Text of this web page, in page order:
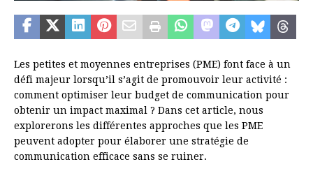
Les petites et moyennes entreprises (PME) font face à un
défi majeur lorsqu’il s’agit de promouvoir leur activité :
comment optimiser leur budget de communication pour
obtenir un impact maximal ? Dans cet article, nous
explorerons les différentes approches que les PME
peuvent adopter pour élaborer une stratégie de
communication efficace sans se ruiner.